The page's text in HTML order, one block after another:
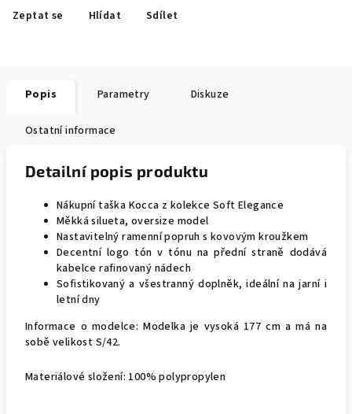
Zeptat se Hlídat Sdílet
Popis Parametry Diskuze
Ostatní informace
Detailní popis produktu
Nákupní taška Kocca z kolekce Soft Elegance
Měkká silueta, oversize model
Nastavitelný ramenní popruh s kovovým kroužkem
Decentní logo tón v tónu na přední straně dodává
kabelce rafinovaný nádech
Sofistikovaný a všestranný doplněk, ideální na jarní i
letní dny
Informace o modelce: Modelka je vysoká 177 cm a má na
sobě velikost S/42.
Materiálové složení: 100% polypropylen